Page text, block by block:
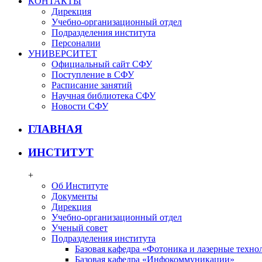
Дирекция
Учебно-организационный отдел
Подразделения института
Персоналии
УНИВЕРСИТЕТ
Официальный сайт СФУ
Поступление в СФУ
Расписание занятий
Научная библиотека СФУ
Новости СФУ
ГЛАВНАЯ
ИНСТИТУТ
+
Об Институте
Документы
Дирекция
Учебно-организационный отдел
Ученый совет
Подразделения института
Базовая кафедра «Фотоника и лазерные
Базовая кафедра «Инфокоммуникации»